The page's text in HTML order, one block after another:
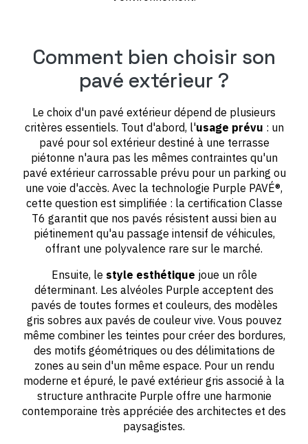
Comment bien choisir son
pavé extérieur ?
Le choix d'un pavé extérieur dépend de plusieurs
critères essentiels. Tout d'abord, l'usage prévu : un
pavé pour sol extérieur destiné à une terrasse
piétonne n'aura pas les mêmes contraintes qu'un
pavé extérieur carrossable prévu pour un parking ou
une voie d'accès. Avec la technologie Purple PAVÉ®,
cette question est simplifiée : la certification Classe
T6 garantit que nos pavés résistent aussi bien au
piétinement qu'au passage intensif de véhicules,
offrant une polyvalence rare sur le marché.
Ensuite, le style esthétique joue un rôle
déterminant. Les alvéoles Purple acceptent des
pavés de toutes formes et couleurs, des modèles
gris sobres aux pavés de couleur vive. Vous pouvez
même combiner les teintes pour créer des bordures,
des motifs géométriques ou des délimitations de
zones au sein d'un même espace. Pour un rendu
moderne et épuré, le pavé extérieur gris associé à la
structure anthracite Purple offre une harmonie
contemporaine très appréciée des architectes et des
paysagistes.